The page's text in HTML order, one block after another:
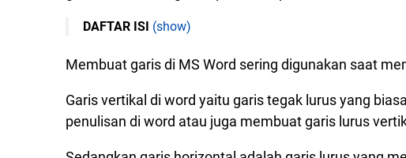
DAFTAR ISI (show)
Cara pertama, Membuat Garis Di Word Dengan Shape
Cara kedua, Membuat Garis Dengan Auto Format
Cara ketiga, Membuat Garis Dengan Border
Cara Membuat Garis Vertikal Di Word
Membuat garis di MS Word sering digunakan saat
Garis vertikal di word yaitu garis tegak lurus yang
penulisan di word atau juga membuat garis lurus